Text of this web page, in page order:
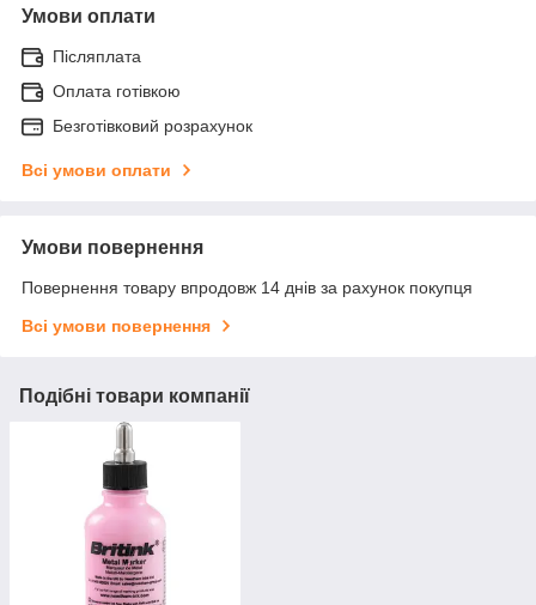
Умови оплати
Післяплата
Оплата готівкою
Безготівковий розрахунок
Всі умови оплати
Умови повернення
Повернення товару впродовж 14 днів за рахунок покупця
Всі умови повернення
Подібні товари компанії